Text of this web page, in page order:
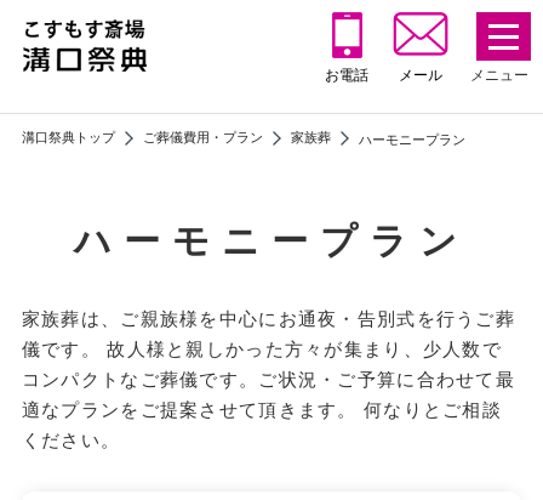
お電話 メール
溝⼝祭典トップ ご葬儀費用・プラン 家族葬 ハーモニープラン
ハーモニープラン
家族葬は、ご親族様を中心にお通夜・告別式を行うご葬
儀です。 故人様と親しかった方々が集まり、少人数で
コンパクトなご葬儀です。ご状況・ご予算に合わせて最
適なプランをご提案させて頂きます。 何なりとご相談
ください。